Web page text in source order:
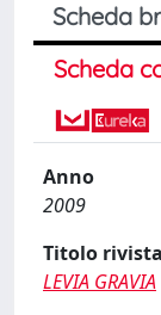
Scheda
Scheda
Anno
2009
Titolo rivista
LEVIA GRAVIA